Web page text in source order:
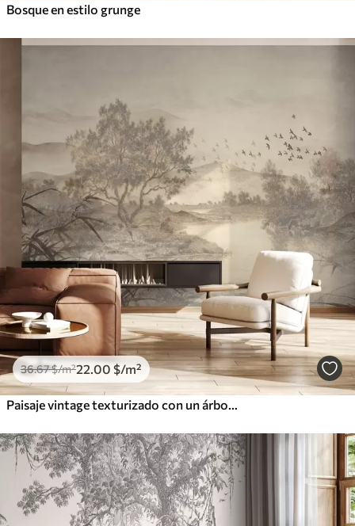
Bosque en estilo grunge
36.67$/m²22 .00 $/m²